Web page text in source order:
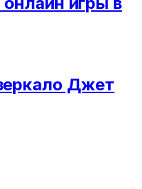
Джет